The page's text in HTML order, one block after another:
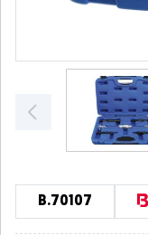
B.70107